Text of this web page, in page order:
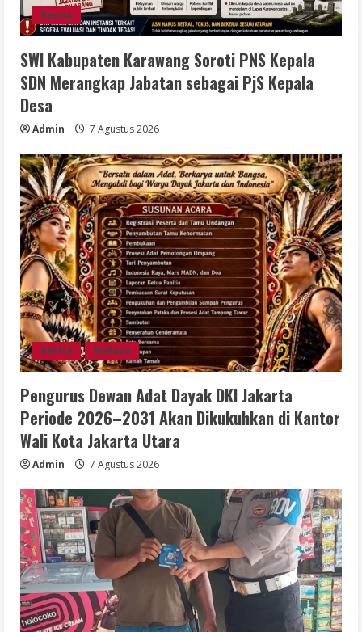
Berita
SWI Kabupaten Karawang Soroti PNS Kepala
SDN Merangkap Jabatan sebagai PjS Kepala
Desa
Admin 7 Agustus 2026
Berita Budaya
Pengurus Dewan Adat Dayak DKI Jakarta
Periode 2026–2031 Akan Dikukuhkan di Kantor
Wali Kota Jakarta Utara
Admin 7 Agustus 2026